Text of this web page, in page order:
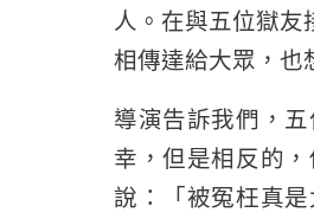
人。在與五位獄
相傳達給大眾，也
導演告訴我們，
幸，但是相反的
說：「被冤枉真